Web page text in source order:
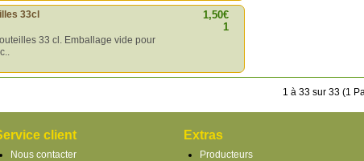
1,50€
1
33cl
33 cl. Emballage vide pour
1 à 33 sur 33 (1
client
Nous contacter
Extras
Producteurs